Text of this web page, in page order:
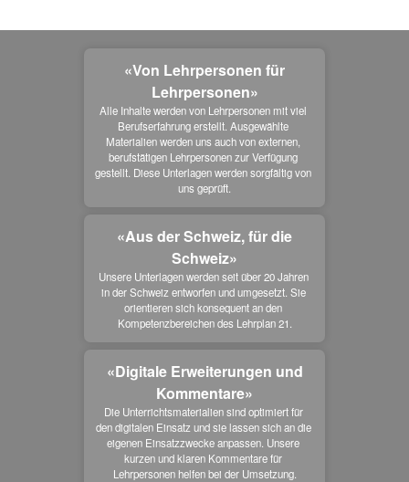
«Von Lehrpersonen für
Lehrpersonen»
Alle Inhalte werden von Lehrpersonen mit viel
Berufserfahrung erstellt. Ausgewählte
Materialien werden uns auch von externen,
berufstätigen Lehrpersonen zur Verfügung
gestellt. Diese Unterlagen werden sorgfältig von
uns geprüft.
«Aus der Schweiz, für die
Schweiz»
Unsere Unterlagen werden seit über 20 Jahren
in der Schweiz entworfen und umgesetzt. Sie
orientieren sich konsequent an den
Kompetenzbereichen des Lehrplan 21.
«Digitale Erweiterungen und
Kommentare»
Die Unterrichtsmaterialien sind optimiert für
den digitalen Einsatz und sie lassen sich an die
eigenen Einsatzzwecke anpassen. Unsere
kurzen und klaren Kommentare für
Lehrpersonen helfen bei der Umsetzung.